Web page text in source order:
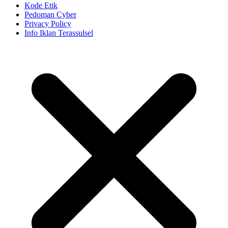
Kode Etik
Pedoman Cyber
Privacy Policy
Info Iklan Terassulsel